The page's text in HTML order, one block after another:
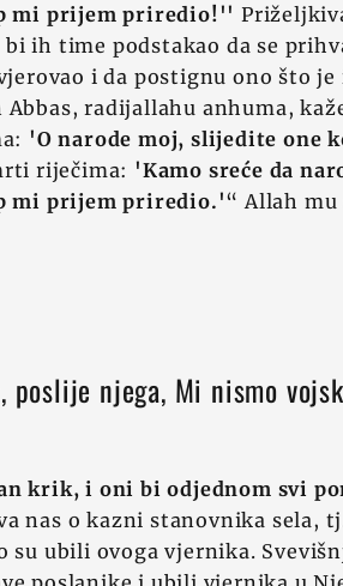
mi prijem priredio!''
ih time podstakao da se
i da postignu ono što je
radijallahu anhuma,
'O narode moj, slijedite one
riječima: 'Kamo sreće da
mi prijem priredio.'“ Allah mu
njega, Mi nismo
krik, i oni bi odjednom svi
nas o kazni stanovnika sela,
ubili ovoga vjernika.